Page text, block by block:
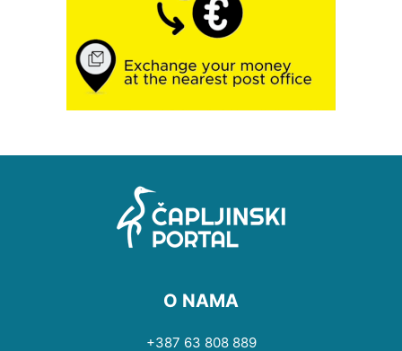
O NAMA
+387 63 808 889